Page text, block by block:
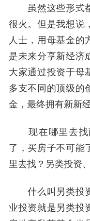
虽然这些形式都
很火。但是我想说，
人士，用母基金的
是未来分享新经济
大家通过投资于母
多支不同的顶级的
金，最终拥有新新
现在哪里去找
了，买房子不可能
里去找？另类投资
什么叫另类投资
业投资就是另类投